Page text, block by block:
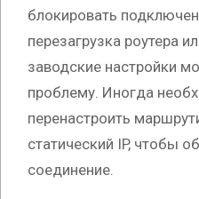
блокировать
перезагрузка роутера
заводские настройки
проблему. Иногда
перенастроить
статический IP, чтобы
соединение.